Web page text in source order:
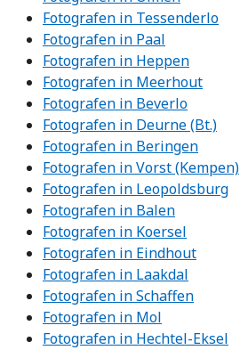
Fotografen in Tessenderlo
Fotografen in Paal
Fotografen in Heppen
Fotografen in Meerhout
Fotografen in Beverlo
Fotografen in Deurne (Bt.)
Fotografen in Beringen
Fotografen in Vorst (Kempen)
Fotografen in Leopoldsburg
Fotografen in Balen
Fotografen in Koersel
Fotografen in Eindhout
Fotografen in Laakdal
Fotografen in Schaffen
Fotografen in Mol
Fotografen in Hechtel-Eksel